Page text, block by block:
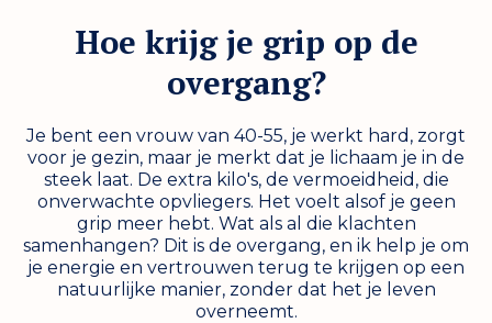
Hoe krijg je grip op de
overgang?
Je bent een vrouw van 40-55, je werkt hard, zorgt
voor je gezin, maar je merkt dat je lichaam je in de
steek laat. De extra kilo's, de vermoeidheid, die
onverwachte opvliegers. Het voelt alsof je geen
grip meer hebt. Wat als al die klachten
samenhangen? Dit is de overgang, en ik help je om
je energie en vertrouwen terug te krijgen op een
natuurlijke manier, zonder dat het je leven
overneemt.